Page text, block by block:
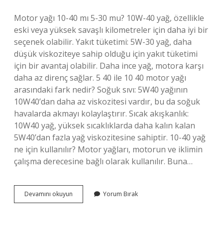
Motor yağı 10-40 mı 5-30 mu? 10W-40 yağ, özellikle
eski veya yüksek savaşlı kilometreler için daha iyi bir
seçenek olabilir. Yakıt tüketimi: 5W-30 yağ, daha
düşük viskoziteye sahip olduğu için yakıt tüketimi
için bir avantaj olabilir. Daha ince yağ, motora karşı
daha az direnç sağlar. 5 40 ile 10 40 motor yağı
arasındaki fark nedir? Soğuk sıvı: 5W40 yağının
10W40’dan daha az viskozitesi vardır, bu da soğuk
havalarda akmayı kolaylaştırır. Sıcak akışkanlık:
10W40 yağ, yüksek sıcaklıklarda daha kalın kalan
5W40’dan fazla yağ viskozitesine sahiptir. 10-40 yağ
ne için kullanılır? Motor yağları, motorun ve iklimin
çalışma derecesine bağlı olarak kullanılır. Buna…
Devamını okuyun
40
Yorum Bırak